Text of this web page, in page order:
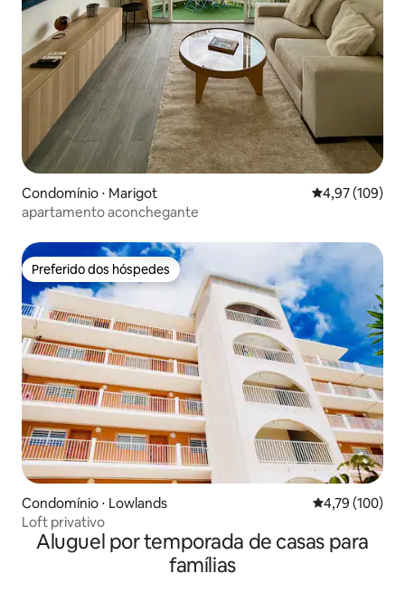
Condomínio ⋅ Marigot 4,97 de uma
4,97 (109)
apartamento aconchegante
Preferido dos hóspedes
Preferido dos hóspedes
Condomínio ⋅ Lowlands 4,79 de uma
4,79 (100)
Loft privativo
Aluguel por temporada de casas para
famílias